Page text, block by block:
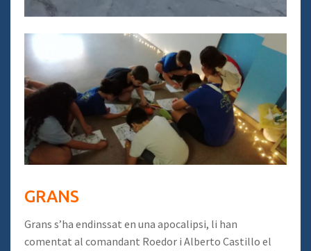
GRANS
Grans s’ha endinssat en una apocalipsi, li han
comentat al comandant Roedor i Alberto Castillo el